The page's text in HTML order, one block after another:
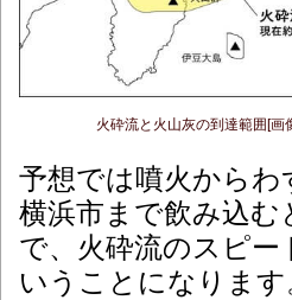
火砕流と火山灰の到達範囲[画
予想では噴火からわ
横浜市まで飲み込む
で、火砕流のスピー
いうことになります